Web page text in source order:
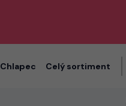
Chlapec Celý sortiment